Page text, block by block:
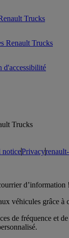
Trucks
Renault Trucks
d'accessibilité
Trucks
noticePrivacy
d’information !
véhicules grâce à
de fréquence et